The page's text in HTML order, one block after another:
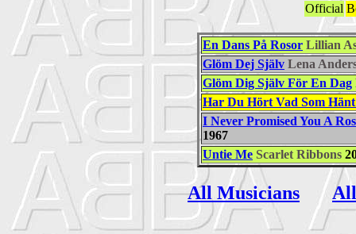
Official
En Dans På Rosor Lillian
Glöm Dej Själv Lena
Glöm Dig Själv För En Dag
Har Du Hört Vad Som
I Never Promised You A
1967
Untie Me Scarlet Ribbons
All Musicians